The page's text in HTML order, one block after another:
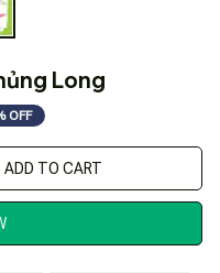
Long
OFF
ADD TO CART